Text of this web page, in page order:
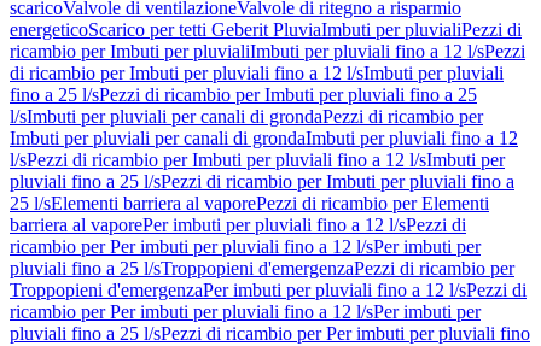
scaricoValvole di ventilazioneValvole di ritegno a risparmio
energeticoScarico per tetti Geberit PluviaImbuti per pluvialiPezzi di
ricambio per Imbuti per pluvialiImbuti per pluviali fino a 12 l/sPezzi
di ricambio per Imbuti per pluviali fino a 12 l/sImbuti per pluviali
fino a 25 l/sPezzi di ricambio per Imbuti per pluviali fino a 25
l/sImbuti per pluviali per canali di grondaPezzi di ricambio per
Imbuti per pluviali per canali di grondaImbuti per pluviali fino a 12
l/sPezzi di ricambio per Imbuti per pluviali fino a 12 l/sImbuti per
pluviali fino a 25 l/sPezzi di ricambio per Imbuti per pluviali fino a
25 l/sElementi barriera al vaporePezzi di ricambio per Elementi
barriera al vaporePer imbuti per pluviali fino a 12 l/sPezzi di
ricambio per Per imbuti per pluviali fino a 12 l/sPer imbuti per
pluviali fino a 25 l/sTroppopieni d'emergenzaPezzi di ricambio per
Troppopieni d'emergenzaPer imbuti per pluviali fino a 12 l/sPezzi di
ricambio per Per imbuti per pluviali fino a 12 l/sPer imbuti per
pluviali fino a 25 l/sPezzi di ricambio per Per imbuti per pluviali fino